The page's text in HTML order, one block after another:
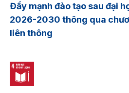
Đẩy mạnh đào tạo sau đại
2026-2030 thông qua
liên thông